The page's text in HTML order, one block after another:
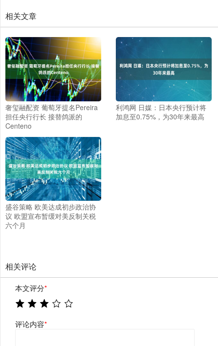
相关文章
奢玺融配资 葡萄牙提名Pereira
担任央行行长 接替鸽派的
Centeno
利鸿网 日媒：日本央行预计将
加息至0.75%，为30年来最高
盛谷策略 欧美达成初步政治协
议 欧盟宣布暂缓对美反制关税
六个月
相关评论
本文评分*
评论内容*